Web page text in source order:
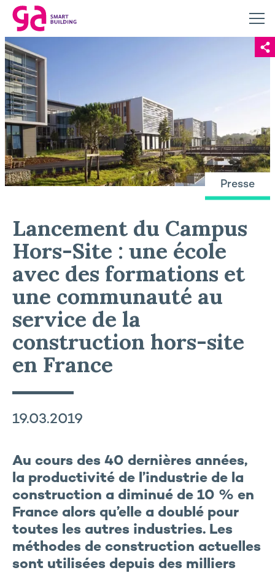
Presse
Lancement du Campus
Hors-Site : une école
avec des formations et
une communauté au
service de la
construction hors-site
en France
19.03.2019
Au cours des 40 dernières années,
la productivité de l’industrie de la
construction a diminué de 10 % en
France alors qu’elle a doublé pour
toutes les autres industries. Les
méthodes de construction actuelles
sont utilisées depuis des milliers